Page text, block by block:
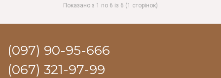
Показано з 1 по 6 із 6 (1 сторінок)
(097) 90-95-666
(067) 321-97-99